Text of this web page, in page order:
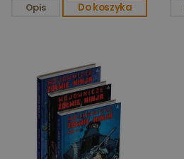
Opis Do koszyka